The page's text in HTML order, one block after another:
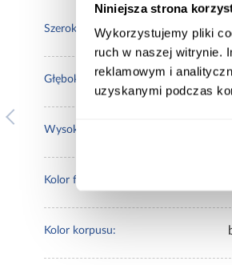
Niniejsza strona
Wykorzystujemy pliki
ruch w naszej witrynie.
reklamowym i
uzyskanymi podczas
Szerokość [cm]:
Głębokość [cm]:
Wysokość [cm]:
Kolor frontów:
Kolor korpusu: